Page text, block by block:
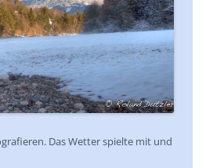
Das Wetter spielte mit und